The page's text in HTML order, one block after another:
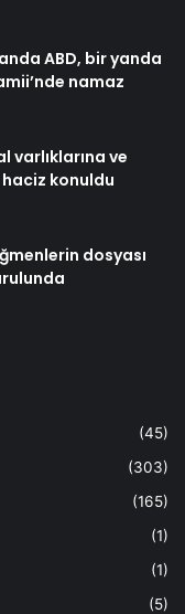
ABD, bir yanda
namaz
varlıklarına ve
konuldu
dosyası
(45)
(303)
(165)
(1)
(1)
(5)